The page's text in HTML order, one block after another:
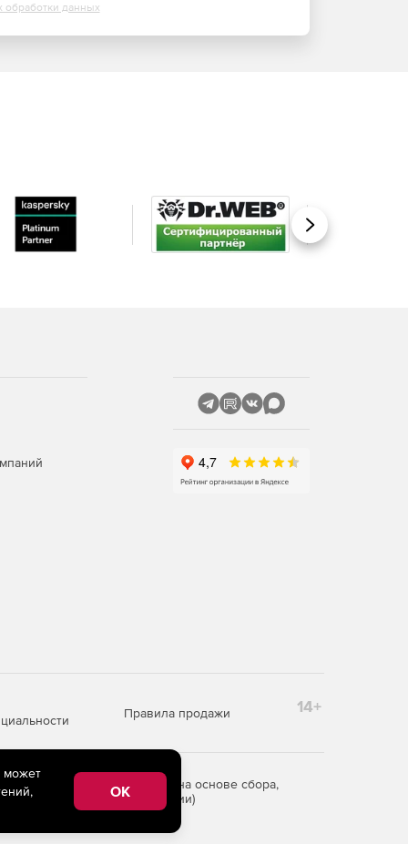
обработки данных
Вперед
Правила продажи 14+
информации на основе сбора,
Российской Федерации)
может
OK